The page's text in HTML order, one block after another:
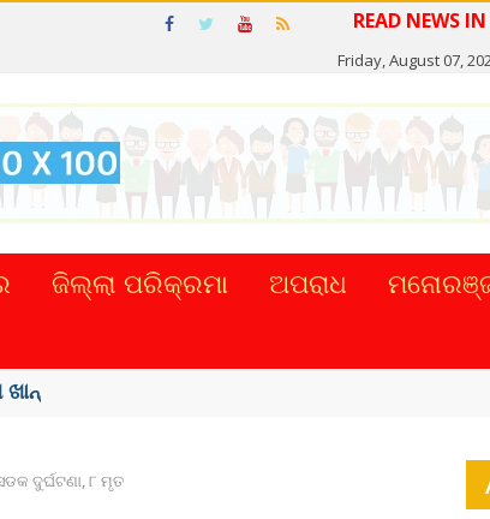
Friday, August 07,
ଜିଲ୍ଲା ପରିକ୍ରମା ଅପରାଧ
...
ଦୁର୍ଘଟଣା, ୮ ମୃତ